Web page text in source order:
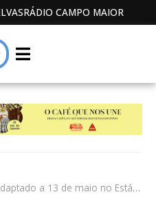
RÁDIO CAMPO MAIOR
de maio no Estádio Municipal de Elvas